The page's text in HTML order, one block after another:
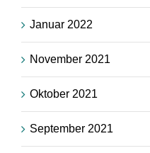
Januar 2022
November 2021
Oktober 2021
September 2021